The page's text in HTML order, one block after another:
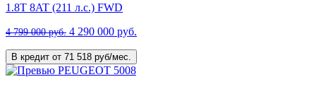
1.8T 8AT (211 л.с.) FWD
4 799 000 руб. 4 290 000 руб.
В кредит от 71 518 руб/мес.